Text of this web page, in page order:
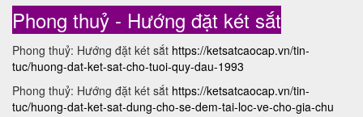
Phong thuỷ - Hướng đặt két sắt
Phong thuỷ: Hướng đặt két sắt https://ketsatcaocap.vn/tin-
tuc/huong-dat-ket-sat-cho-tuoi-quy-dau-1993
Phong thuỷ: Hướng đặt két sắt https://ketsatcaocap.vn/tin-
tuc/huong-dat-ket-sat-dung-cho-se-dem-tai-loc-ve-cho-gia-chu